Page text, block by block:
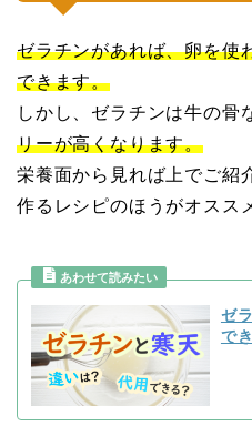
ゼラチンがあれば、卵を使
できます。
しかし、ゼラチンは牛の骨
リーが高くなります。
栄養面から見れば上でご紹
作るレシピのほうがオスス
ゼ
で